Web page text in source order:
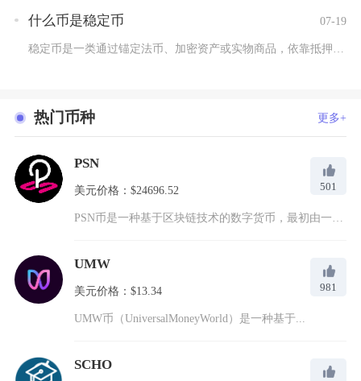
什么币是稳定币 07-19
热门币种 更多+
PSN
美元价格：$24696.52 501
UMW
美元价格：$13.34 981
UMW币（UniversalMoneyWorld）是一种基于...
SCHO